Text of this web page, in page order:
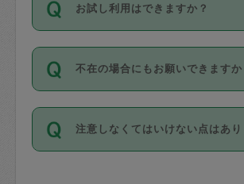
ールに記載していますので、各
を依頼してください。
※テストセンターの講評は１件
参考
【詳細】タスカジさんの
す。
写真を撮り、
詳細FAQ：
損害賠償保険につい
タスカジさんへ「募集」をかけ
可能です。
す。
1. 直前キャンセル（定期、スポ
共通）
72時間を超える※と、以下のキ
料が発生します。
お試し利用はできますか？
「お試し利用」というメニュ
せんが、「一回のみ」依頼を活
とによって、気に入ったタス
まず、条件の合う気になるタ
不在の場合にもお願いできますか
不在の場合の作業はタスカジ
が必要です。数回の依頼ののち
ジさんと依頼者の間で十分な
注意しなくてはいけない点はあり